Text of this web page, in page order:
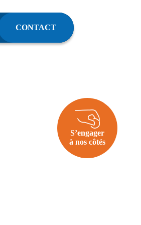
CONTACT
S’engager
à nos côtés